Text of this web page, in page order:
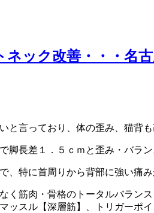
ック改善・・・名
言っており、体の歪み、猫背
長差１．５ｃｍと歪み・バラン
特に首周りから背部に強い痛み
筋肉・骨格のトータルバランス
スル【深層筋】、トリガーポ